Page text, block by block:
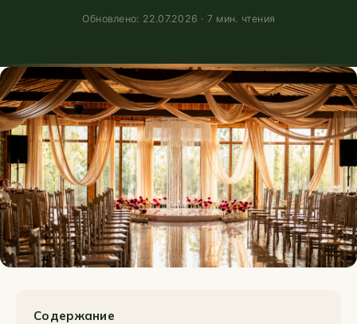
Обновлено: 22.07.2026 · 7 мин. чтения
Содержание